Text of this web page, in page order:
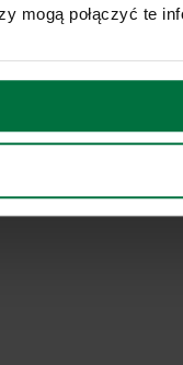
mogą połączyć te